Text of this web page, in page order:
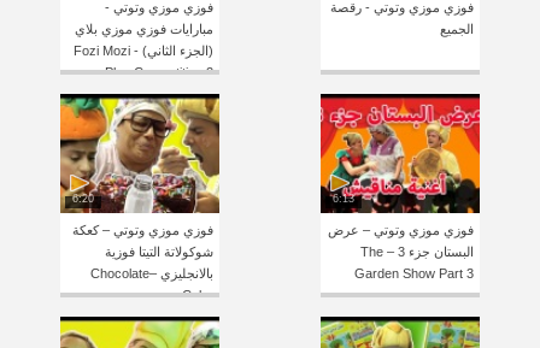
فوزي موزي وتوتي - رقصة
الجميع
فوزي موزي وتوتي -
مبارايات فوزي موزي بلاي
(الجزء الثاني) - Fozi Mozi
Play Competition 2
6:13
فوزي موزي وتوتي – عرض
البستان جزء 3 – The
Garden Show Part 3
6:20
فوزي موزي وتوتي – كعكة
شوكولاتة التيتا فوزية
بالانجليزي –Chocolate
Cake